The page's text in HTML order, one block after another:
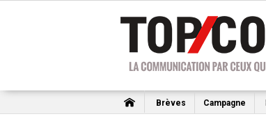
Brèves Campagne